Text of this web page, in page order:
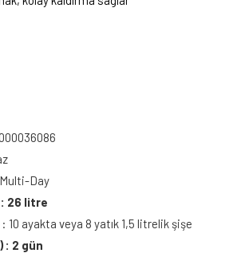
Day
26 litre
10 ayakta veya 8 yatık 1,5 litrelik şişe
: 2 gün